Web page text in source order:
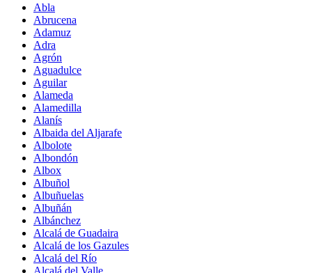
Abla
Abrucena
Adamuz
Adra
Agrón
Aguadulce
Aguilar
Alameda
Alamedilla
Alanís
Albaida del Aljarafe
Albolote
Albondón
Albox
Albuñol
Albuñuelas
Albuñán
Albánchez
Alcalá de Guadaira
Alcalá de los Gazules
Alcalá del Río
Alcalá del Valle